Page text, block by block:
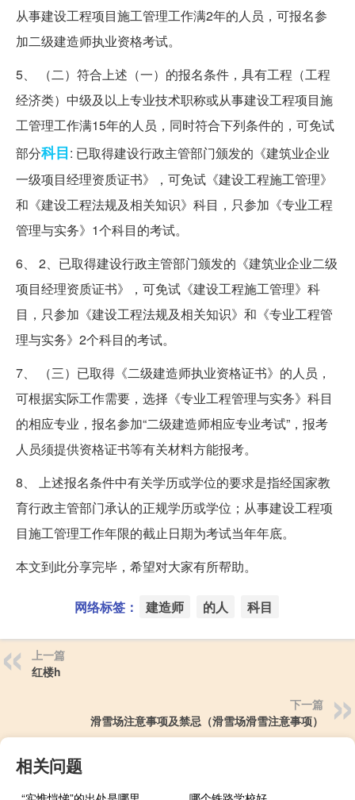
从事建设工程项目施工管理工作满2年的人员，可报名参
加二级建造师执业资格考试。
5、 （二）符合上述（一）的报名条件，具有工程（工程
经济类）中级及以上专业技术职称或从事建设工程项目施
工管理工作满15年的人员，同时符合下列条件的，可免试
部分科目: 已取得建设行政主管部门颁发的《建筑业企业
一级项目经理资质证书》，可免试《建设工程施工管理》
和《建设工程法规及相关知识》科目，只参加《专业工程
管理与实务》1个科目的考试。
6、 2、已取得建设行政主管部门颁发的《建筑业企业二级
项目经理资质证书》，可免试《建设工程施工管理》科
目，只参加《建设工程法规及相关知识》和《专业工程管
理与实务》2个科目的考试。
7、 （三）已取得《二级建造师执业资格证书》的人员，
可根据实际工作需要，选择《专业工程管理与实务》科目
的相应专业，报名参加“二级建造师相应专业考试”，报考
人员须提供资格证书等有关材料方能报考。
8、 上述报名条件中有关学历或学位的要求是指经国家教
育行政主管部门承认的正规学历或学位；从事建设工程项
目施工管理工作年限的截止日期为考试当年年底。
本文到此分享完毕，希望对大家有所帮助。
网络标签： 建造师 的人 科目
上一篇
红楼h
下一篇
滑雪场注意事项及禁忌（滑雪场滑雪注意事项）
相关问题